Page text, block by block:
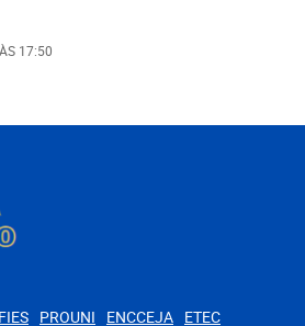
, ÀS 17:50
FIES PROUNI ENCCEJA ETEC